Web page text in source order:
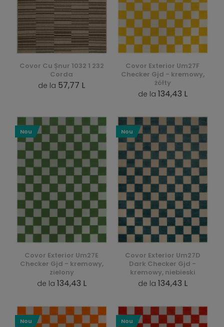
Covor Cu Șnur 1032 1 232
Corda
de la 57,77 L
Covor Exterior Um27F
Checker Gjd - kremowy,
żółty
de la 134,43 L
Covor Exterior Um27E
Checker Gjd - kremowy,
zielony
de la 134,43 L
Nou
Covor Exterior Um27D
Dark Checker Gjd -
kremowy, niebieski
de la 134,43 L
Nou
Nou Nou